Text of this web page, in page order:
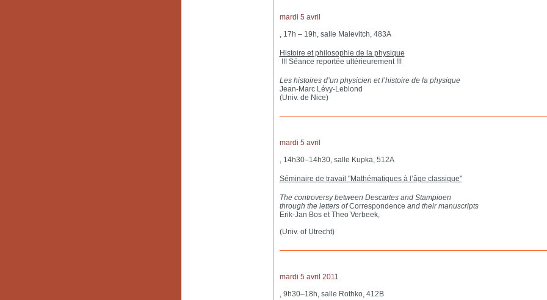
mardi 5 avril
, 17h – 19h, salle Malevitch, 483A
Histoire et philosophie de la physique
!!! Séance reportée ultérieurement !!!
Les histoires d’un physicien et l’histoire de la physique
Jean-Marc Lévy-Leblond
(Univ. de Nice)
mardi 5 avril
, 14h30–14h30, salle Kupka, 512A
Séminaire de travail "Mathématiques à l’âge classique"
The controversy between Descartes and Stampioen
through the letters ofCorrespondence and their manuscripts
Erik-Jan Bos et Theo Verbeek,
(Univ. of Utrecht)
mardi 5 avril 2011
, 9h30–18h, salle Rothko, 412B